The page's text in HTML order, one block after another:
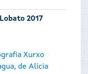
2017
Xurxo
de Alicia